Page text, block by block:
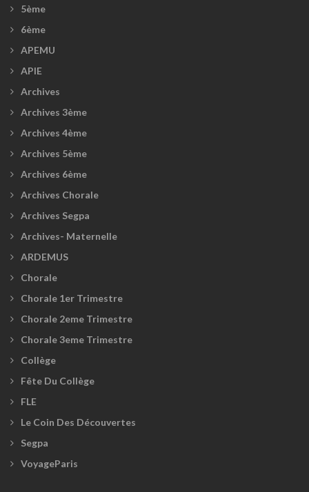
5ème
6ème
APEMU
APIE
Archives
Archives 3ème
Archives 4ème
Archives 5ème
Archives 6ème
Archives Chorale
Archives Segpa
Archives- Maternelle
ARDEMUS
Chorale
Chorale 1er Trimestre
Chorale 2eme Trimestre
Chorale 3eme Trimestre
Collège
Fête Du Collège
FLE
Le Coin Des Découvertes
Segpa
VoyageParis